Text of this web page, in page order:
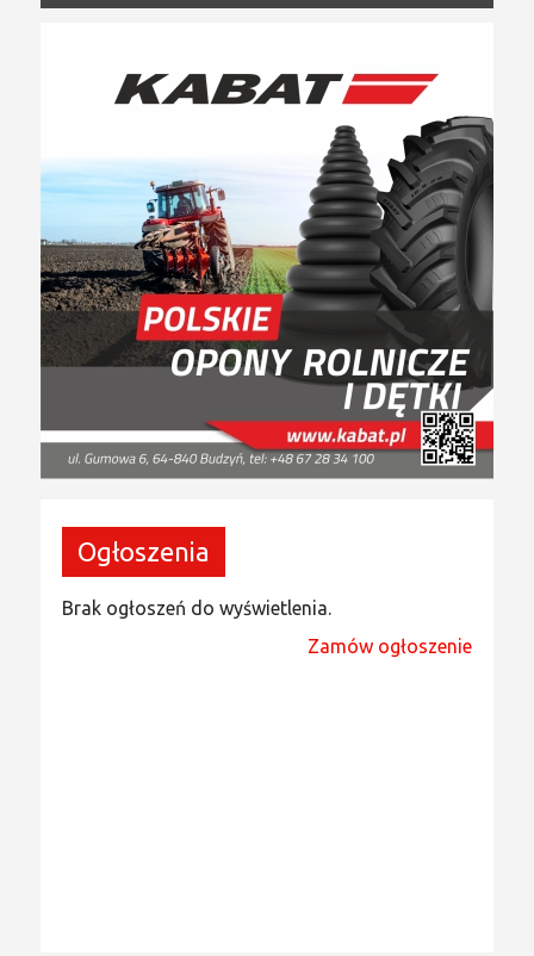
Ogłoszenia
Brak ogłoszeń do wyświetlenia.
Zamów ogłoszenie